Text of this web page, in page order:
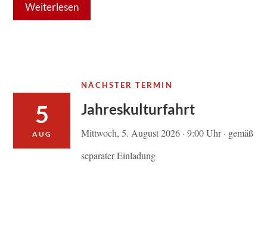
Weiterlesen
5
AUG
NÄCHSTER TERMIN
Jahreskulturfahrt
Mittwoch, 5. August 2026 · 9:00 Uhr · gemäß
separater Einladung